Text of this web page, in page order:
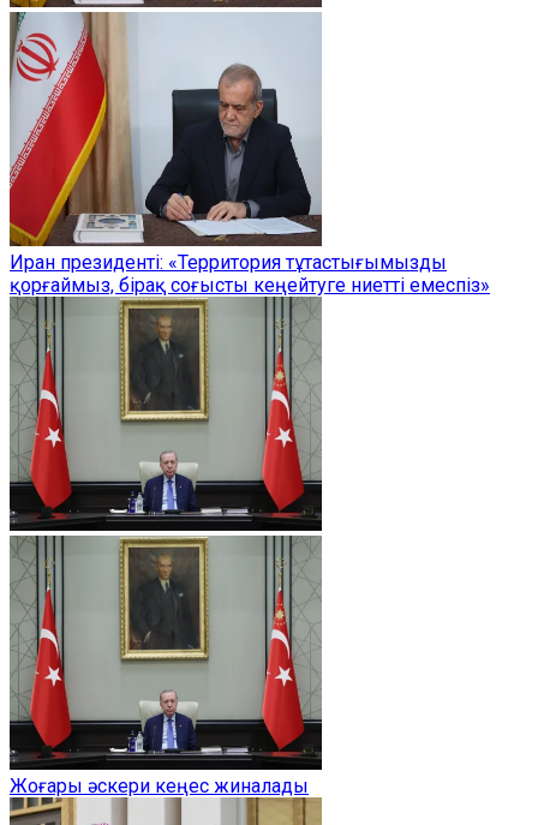
Иран президенті: «Территория тұтастығымызды
қорғаймыз, бірақ соғысты кеңейтуге ниетті емеспіз»
Жоғары әскери кеңес жиналады